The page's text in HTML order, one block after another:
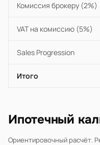
Комиссия брокеру (2%)
VAT на комиссию (5%)
Sales Progression
Итого
Ипотечный
Ориентировочный расчёт.